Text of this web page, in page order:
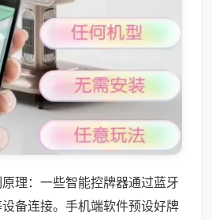
理：一些智能控牌器通过蓝牙
备连接。手机端软件预设好牌